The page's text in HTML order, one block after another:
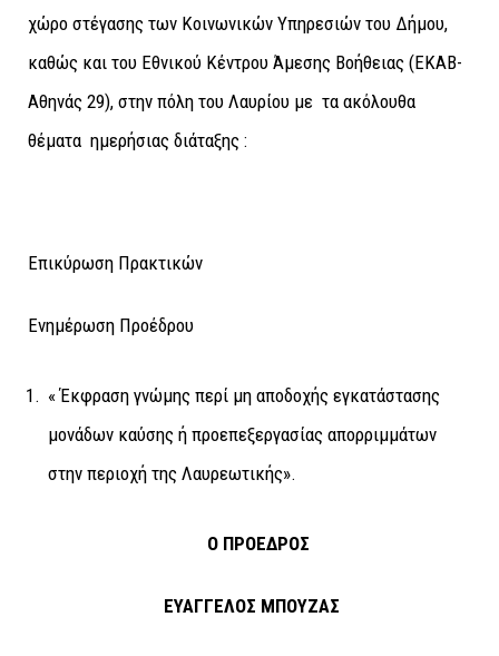
χώρο στέγασης των Κοινωνικών Υπηρεσιών του Δήμου,
καθώς και του Εθνικού Κέντρου Άμεσης Βοήθειας (ΕΚΑΒ-
Αθηνάς 29), στην πόλη του Λαυρίου με τα ακόλουθα
θέματα ημερήσιας διάταξης :
Επικύρωση Πρακτικών
Ενημέρωση Προέδρου
« Έκφραση γνώμης περί μη αποδοχής εγκατάστασης
μονάδων καύσης ή προεπεξεργασίας απορριμμάτων
στην περιοχή της Λαυρεωτικής».
Ο ΠΡΟΕΔΡΟΣ
ΕΥΑΓΓΕΛΟΣ ΜΠΟΥΖΑΣ